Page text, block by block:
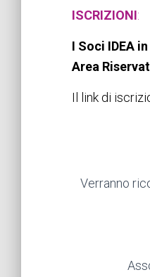
ISCRIZIONI:
I Soci IDEA
Area
Il link di
Verranno